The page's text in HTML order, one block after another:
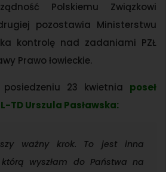
Polskiemu Związkowi
pozostawia Ministerstwu
kontrolę nad zadaniami PZŁ
Prawo łowieckie.
23 kwietnia poseł
TD Urszula Pasławska:
ważny krok. To jest inna
wyszłam do Państwa na